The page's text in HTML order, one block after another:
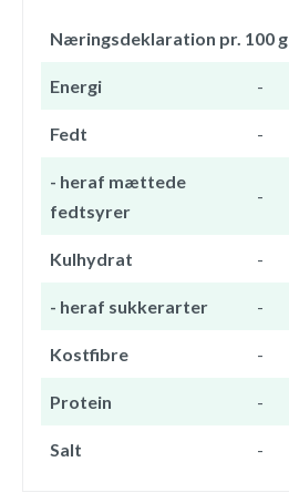
Næringsdeklaration pr. 100 g
Energi -
Fedt -
- heraf mættede
fedtsyrer
-
Kulhydrat -
- heraf sukkerarter -
Kostfibre -
Protein -
Salt -